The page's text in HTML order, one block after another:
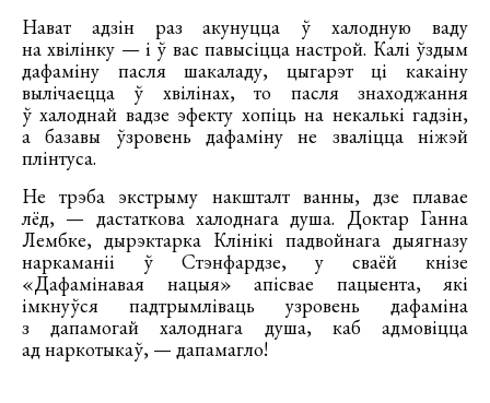
Нават адзін раз акунуцца ў халодную ваду
на хвілінку — і ў вас павысіцца настрой. Калі ўздым
дафаміну пасля шакаладу, цыгарэт ці какаіну
вылічаецца ў хвілінах, то пасля знаходжання
ў халоднай вадзе эфекту хопіць на некалькі гадзін,
а базавы ўзровень дафаміну не зваліцца ніжэй
плінтуса.
Не трэба экстрыму накшталт ванны, дзе плавае
лёд, — дастаткова халоднага душа. Доктар Ганна
Лембке, дырэктарка Клінікі падвойнага дыягназу
наркаманіі ў Стэнфардзе, у сваёй кнізе
«Дафамінавая нацыя» апісвае пацыента, які
імкнуўся падтрымліваць узровень дафаміна
з дапамогай халоднага душа, каб адмовіцца
ад наркотыкаў, — дапамагло!